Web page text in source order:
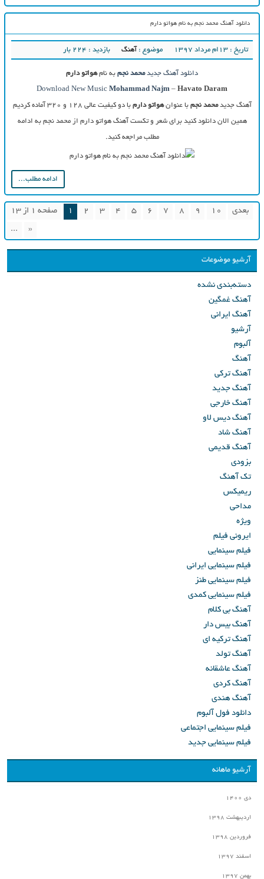
دانلود آهنگ محمد نجم به نام هواتو دارم
تاریخ : ۱۳ام مرداد ۱۳۹۷ موضوع : آهنگ بازدید : 224 بار
دانلود آهنگ جدید محمد نجم به نامهواتو دارم
Download New Music Mohammad Najm – Havato Daram
آهنگ جدیدمحمد نجم با عنوانهواتو دارم با دو کیفیت عالی ۱۲۸ و ۳۲۰ آماده کردیم
همین الان دانلود کنید برای شعر و تکست آهنگ هواتو دارم از محمد نجم به ادامه
مطلب مراجعه کنید.
ادامه مطلب...
صفحه 1 از 13 1 2 3 4 5 6 7 8 9 10 بعدی
... «
آرشیو موضوعات
دسته‌بندی نشده
آهنگ غمگین
آهنگ ایرانی
آرشیو
آلبوم
آهنگ
آهنگ ترکی
آهنگ جدید
آهنگ خارجی
آهنگ دیس لاو
آهنگ شاد
آهنگ قدیمی
بزودی
تک آهنگ
ریمیکس
مداحی
ویژه
ایرونی فیلم
فیلم سینمایی
فیلم سینمایی ایرانی
فیلم سینمایی طنز
فیلم سینمایی کمدی
آهنگ بی کلام
آهنگ بیس دار
آهنگ ترکیه ای
آهنگ تولد
آهنگ عاشقانه
آهنگ کردی
آهنگ هندی
دانلود فول آلبوم
فیلم سینمایی اجتماعی
فیلم سینمایی جدید
آرشیو ماهانه
دی ۱۴۰۰
اردیبهشت ۱۳۹۸
فروردین ۱۳۹۸
اسفند ۱۳۹۷
بهمن ۱۳۹۷